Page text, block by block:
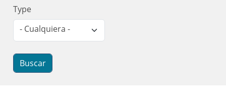
Type
- Cualquiera -